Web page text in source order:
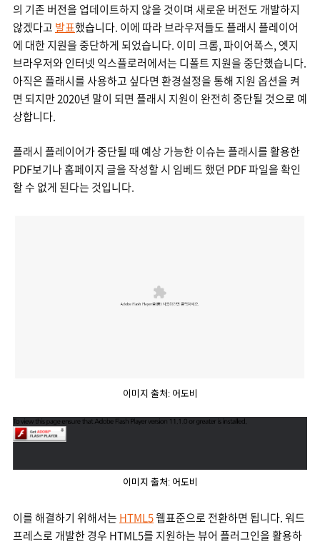
의 기존 버전을 업데이트하지 않을 것이며 새로운 버전도 개발하지
않겠다고 발표했습니다. 이에 따라 브라우저들도 플래시 플레이어
에 대한 지원을 중단하게 되었습니다. 이미 크롬, 파이어폭스, 엣지
브라우저와 인터넷 익스플로러에서는 디폴트 지원을 중단했습니다.
아직은 플래시를 사용하고 싶다면 환경설정을 통해 지원 옵션을 켜
면 되지만 2020년 말이 되면 플래시 지원이 완전히 중단될 것으로 예
상합니다.
플래시 플레이어가 중단될 때 예상 가능한 이슈는 플래시를 활용한
PDF보기나 홈페이지 글을 작성할 시 임베드 했던 PDF 파일을 확인
할 수 없게 된다는 것입니다.
이미지 출처: 어도비
이미지 출처: 어도비
이를 해결하기 위해서는 HTML5웹표준으로 전환하면 됩니다. 워드
프레스로 개발한 경우 HTML5를 지원하는 뷰어 플러그인을 활용하